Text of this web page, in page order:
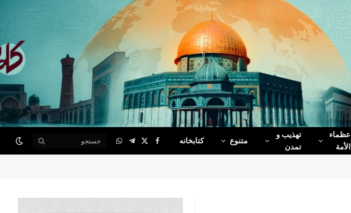
عظماء‌
الأمة
تهذیب و
تمدن
متنوع کتابخانه Facebook
X
(Twitter)
Telegram
WhatsApp